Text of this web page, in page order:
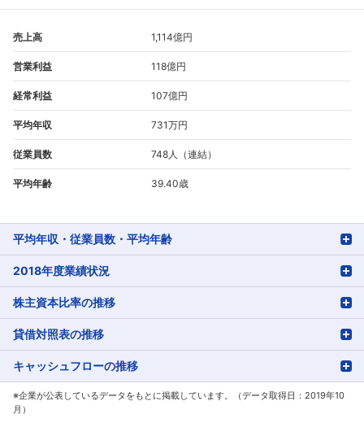
売上高 1,114億円
営業利益 118億円
経常利益 107億円
平均年収 731万円
従業員数 748人（連結）
平均年齢 39.40歳
平均年収・従業員数・平均年齢
2018年度業績状況
株主資本比率の推移
貸借対照表の推移
キャッシュフローの推移
※企業が公表しているデータをもとに掲載しています。（データ取得日：2019年10
月）